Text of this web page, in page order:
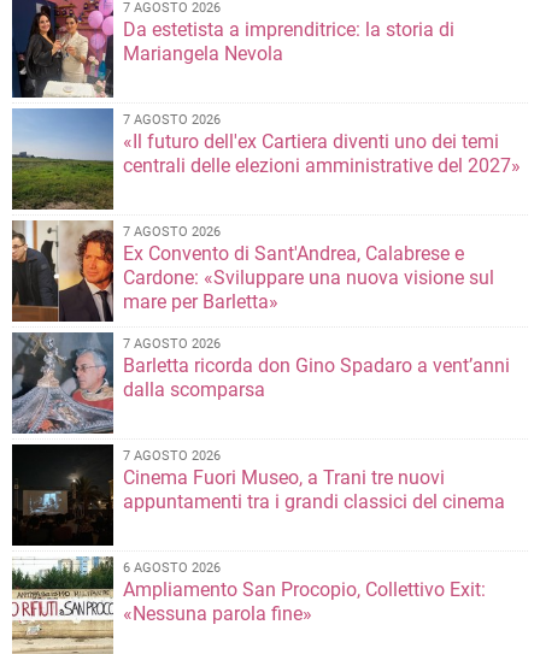
7 AGOSTO 2026
Da estetista a imprenditrice: la storia di
Mariangela Nevola
7 AGOSTO 2026
«Il futuro dell'ex Cartiera diventi uno dei temi
centrali delle elezioni amministrative del 2027»
7 AGOSTO 2026
Ex Convento di Sant'Andrea, Calabrese e
Cardone: «Sviluppare una nuova visione sul
mare per Barletta»
7 AGOSTO 2026
Barletta ricorda don Gino Spadaro a vent’anni
dalla scomparsa
7 AGOSTO 2026
Cinema Fuori Museo, a Trani tre nuovi
appuntamenti tra i grandi classici del cinema
6 AGOSTO 2026
Ampliamento San Procopio, Collettivo Exit:
«Nessuna parola fine»